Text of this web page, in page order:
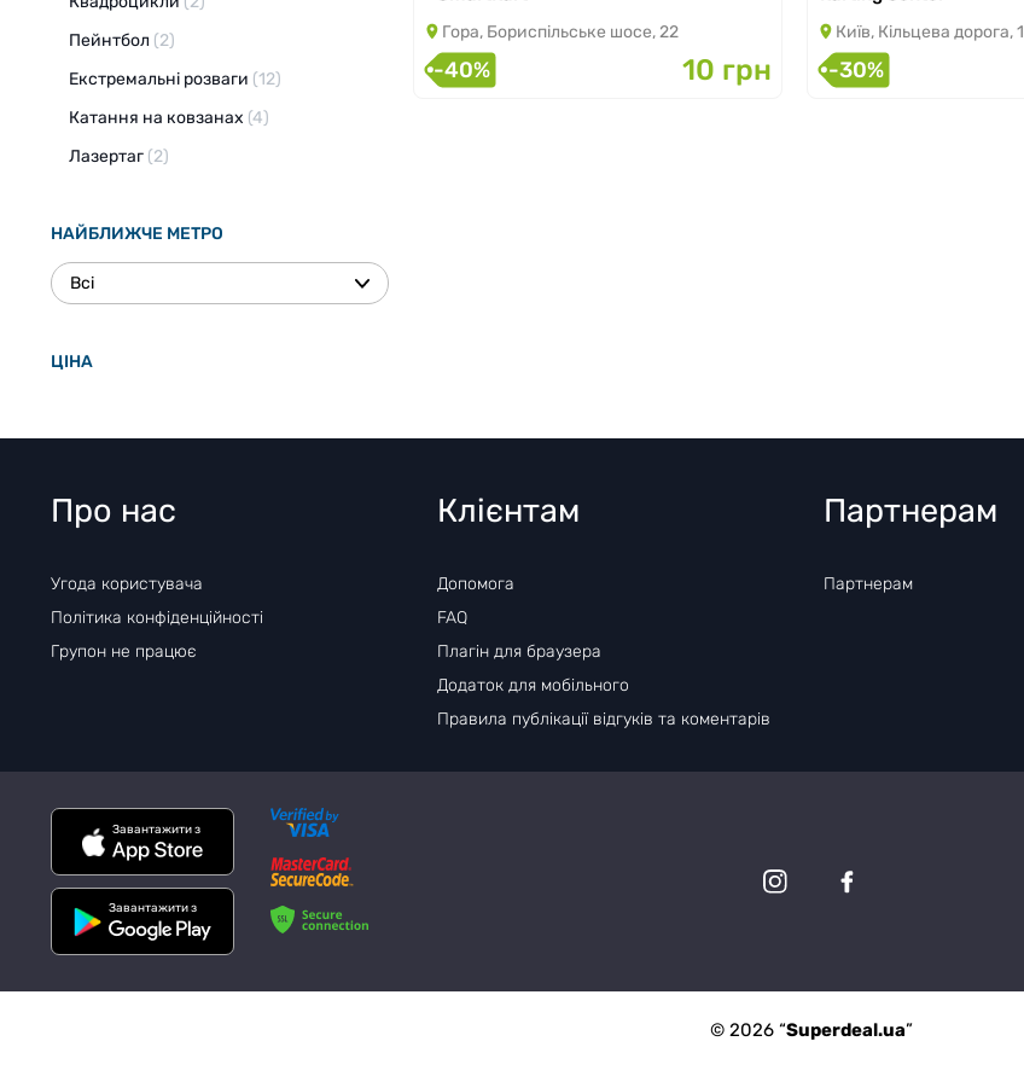
Пейнтбол (2)
Екстремальні розваги (12)
Катання на ковзанах (4)
Лазертаг (2)
НАЙБЛИЖЧЕ МЕТРО
Всі
ЦІНА
Гора, Бориспільське шосе, 22
-40% 10 грн
Київ, Кільцева дорога, 1
-30%
Про нас
Угода користувача
Політика конфіденційності
Групон не працює
Клієнтам
Допомога
FAQ
Плагін для браузера
Додаток для мобільного
Правила публікації відгуків та коментарів
Партнерам
Партнерам
Завантажити з
Завантажити з
© 2026 “Superdeal.ua”